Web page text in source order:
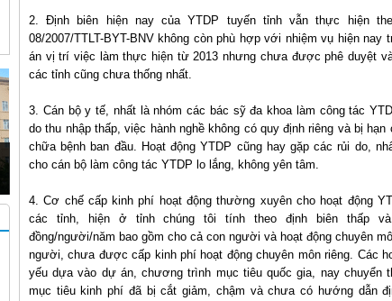
2. Định biên hiện nay của YTDP tuyến tỉnh vẫn thực hiện
08/2007/TTLT-BYT-BNV không còn phù hợp với nhiệm vụ hiện nay
án vị trí việc làm thực hiện từ 2013 nhưng chưa được phê duyệt
các tỉnh cũng chưa thống nhất.
3. Cán bộ y tế, nhất là nhóm các bác sỹ đa khoa làm công tác
do thu nhập thấp, việc hành nghề không có quy định riêng và bị hạn
chữa bệnh ban đầu. Hoạt động YTDP cũng hay gặp các rủi do,
cho cán bộ làm công tác YTDP lo lắng, không yên tâm.
4. Cơ chế cấp kinh phí hoạt động thường xuyên cho hoạt động
các tỉnh, hiện ở tỉnh chúng tôi tính theo định biên thấp
đồng/người/năm bao gồm cho cả con người và hoạt động chuyên
người, chưa được cấp kinh phí hoạt động chuyên môn riêng. Các
yếu dựa vào dự án, chương trình mục tiêu quốc gia, nay chuyển
mục tiêu kinh phí đã bị cắt giảm, chậm và chưa có hướng dẫn